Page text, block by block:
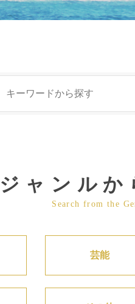
ジャンルか
Search from the
芸能